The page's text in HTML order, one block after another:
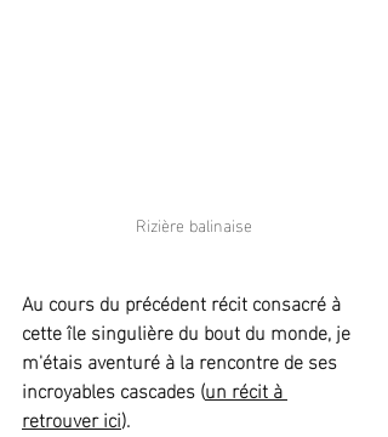
Rizière balinaise
Au cours du précédent récit consacré à
cette île singulière du bout du monde, je
m'étais aventuré à la rencontre de ses
incroyables cascades (un récit à
retrouver ici).